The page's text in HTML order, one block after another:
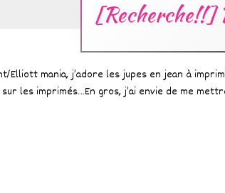
[Recherche!!]
Elliott mania, j’adore les jupes en jean à
les imprimés…En gros, j’ai envie de me